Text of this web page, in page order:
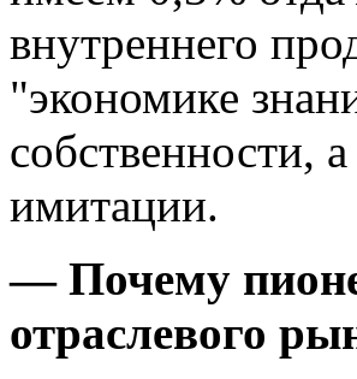
внутреннего
"экономике
собственности,
имитации.
— Почему
отраслевого